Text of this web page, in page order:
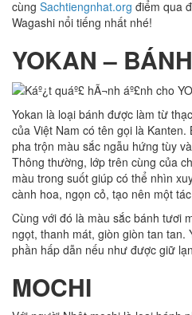
cùng Sachtiengnhat.org điểm qua
Wagashi nổi tiếng nhất nhé!
YOKAN –
Yokan là loại bánh được làm từ
của Việt Nam có tên gọi là
pha trộn màu sắc ngẫu hứng tùy
Thông thường, lớp trên cùng của
màu trong suốt giúp có thể nhìn
cành hoa, ngọn cỏ, tạo nên một
Cùng với đó là màu sắc bánh tươi
ngọt, thanh mát, giòn giòn tan tan.
phần hấp dẫn nếu như được giữ
MOCHI